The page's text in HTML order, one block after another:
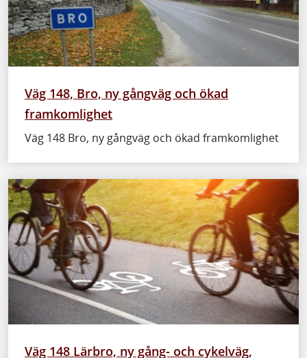
Väg 148, Bro, ny gångväg och ökad
framkomlighet
Väg 148 Bro, ny gångväg och ökad framkomlighet
Väg 148 Lärbro, ny gång- och cykelväg,